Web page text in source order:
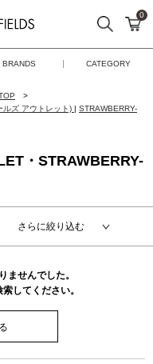
STRAWBERRY-FIELDS
検索 カ
0
BRANDS CATEGORY
ルズ アウトレット) | STRAWBERRY-
・STRAWBERRY-
さらに絞り込む
ませんでした。
してください。